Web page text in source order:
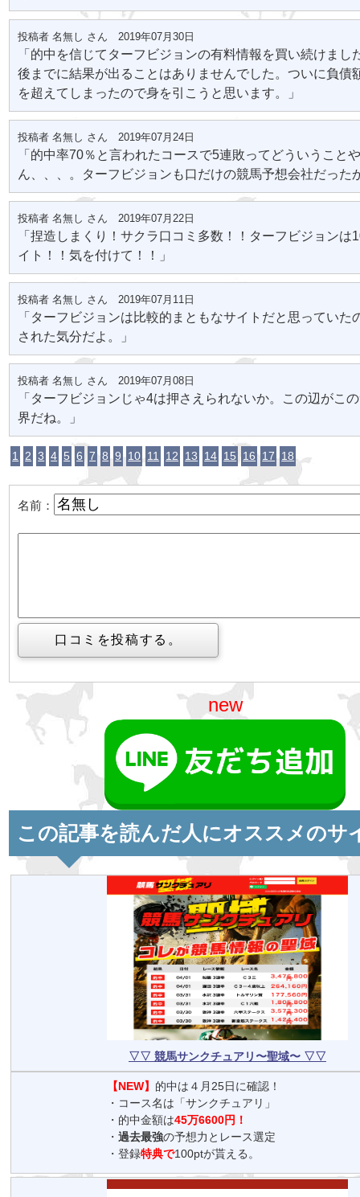
投稿者 名無し さん 2019年07月30日
「的中を信じてターフビジョンの有料情報を買い続けまし
後までに結果が出ることはありませんでした。ついに負債
を超えてしまったので身を引こうと思います。」
投稿者 名無し さん 2019年07月24日
「的中率70％と言われたコースで5連敗ってどういうこと
ん、、、。ターフビジョンも口だけの競馬予想会社だった
投稿者 名無し さん 2019年07月22日
「捏造しまくり！サクラ口コミ多数！！ターフビジョンは
イト！！気を付けて！！」
投稿者 名無し さん 2019年07月11日
「ターフビジョンは比較的まともなサイトだと思っていた
された気分だよ。」
投稿者 名無し さん 2019年07月08日
「ターフビジョンじゃ4は押さえられないか。この辺がこ
界だね。」
1 2 3 4 5 6 7 8 9 10 11 12 13 14 15 16 17 18
名前：
new
この記事を読んだ人にオススメのサ
▽▽ 競馬サンクチュアリ〜聖域〜 ▽▽
【NEW】 的中は４月25日に確認！
・コース名は「サンクチュアリ」
・的中金額は45万6600円！
・ 過去最強の予想力とレース選定
・登録特典で100ptが貰える。